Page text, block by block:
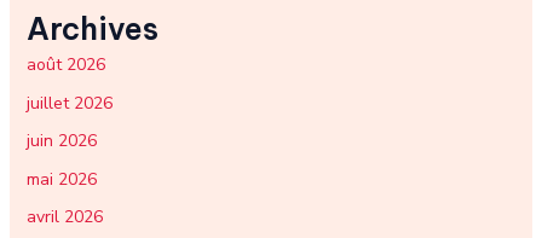
Archives
août 2026
juillet 2026
juin 2026
mai 2026
avril 2026